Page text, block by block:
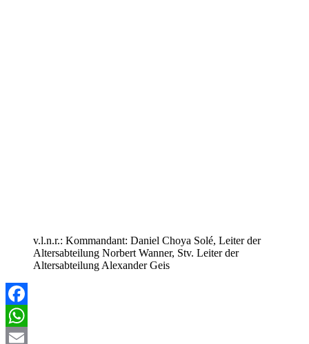
v.l.n.r.: Kommandant: Daniel Choya Solé, Leiter der
Altersabteilung Norbert Wanner, Stv. Leiter der
Altersabteilung Alexander Geis
Facebook
WhatsApp